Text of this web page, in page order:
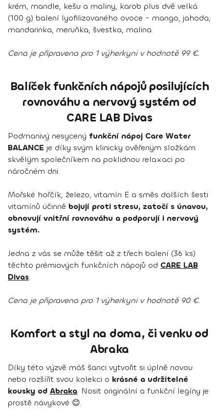
krém, mandle, kešu a maliny, karob plus dvě velká
(100 g) balení lyofilizovaného ovoce - mango, jahoda,
mandarinka, meruňka, švestka, malina.
Cena je připravena pro 1 výherkyni v hodnotě 99 €.
Balíček funkčních nápojů posilujících
rovnováhu a nervový systém od
CARE LAB Divas
Podmanivý nesycený funkční nápoj Care Water
BALANCE je díky svým klinicky ověřeným složkám
skvělým společníkem na poklidnou relaxaci po
náročném dni.
Mořské hořčík, železo, vitamín E a směs dalších šesti
vitamínů účinně bojují proti stresu, zatočí s únavou,
obnovují vnitřní rovnováhu a podporují i nervový
systém.
Jedna z vás se může těšit až z třech balení (36 ks)
těchto prémiových funkčních nápojů od CARE LAB
Divas.
Cena je připravena pro 1 výherkyni v hodnotě 90 €.
Komfort a styl na doma, či venku od
Abraka
Díky této výzvě máš šanci vytvořit si úplně novou
nebo rozšířit svou kolekci o krásné a udržitelné
kousky od Abraka. Nosit originální a funkční legíny je
prostě návykové 😊.